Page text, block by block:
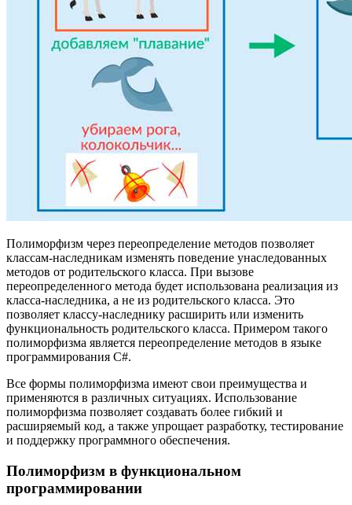
Полиморфизм через переопределение методов позволяет
классам-наследникам изменять поведение унаследованных
методов от родительского класса. При вызове
переопределенного метода будет использована реализация из
класса-наследника, а не из родительского класса. Это
позволяет классу-наследнику расширить или изменить
функциональность родительского класса. Примером такого
полиморфизма является переопределение методов в языке
программирования C#.
Все формы полиморфизма имеют свои преимущества и
применяются в различных ситуациях. Использование
полиморфизма позволяет создавать более гибкий и
расширяемый код, а также упрощает разработку, тестирование
и поддержку программного обеспечения.
Полиморфизм в функциональном
программировании